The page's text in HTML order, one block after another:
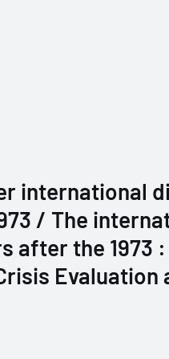
international
/ The
after the 1973
Evaluation